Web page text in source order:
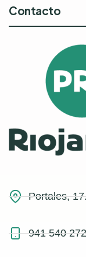
Contacto
Portales,
941 540 272